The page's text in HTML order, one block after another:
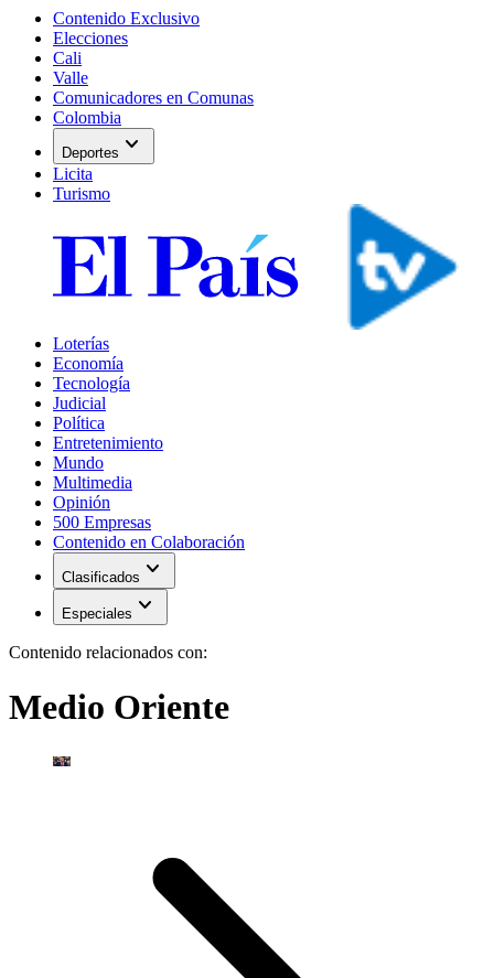
Contenido Exclusivo
Elecciones
Cali
Valle
Comunicadores en Comunas
Colombia
Deportes expand_more
Licita
Turismo
Loterías
Economía
Tecnología
Judicial
Política
Entretenimiento
Mundo
Multimedia
Opinión
500 Empresas
Contenido en Colaboración
Clasificados expand_more
Especiales expand_more
Contenido relacionados con:
Medio Oriente